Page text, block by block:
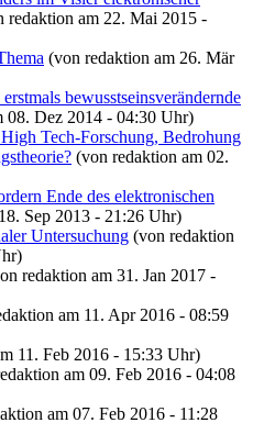
redaktion am 22. Mai 2015 -
(von redaktion am 26. Mär
bewusstseinsverändernde
08. Dez 2014 - 04:30 Uhr)
Tech-Forschung, Bedrohung
(von redaktion am 02.
Ende des elektronischen
Sep 2013 - 21:26 Uhr)
Untersuchung (von redaktion
redaktion am 31. Jan 2017 -
am 11. Apr 2016 - 08:59
11. Feb 2016 - 15:33 Uhr)
am 09. Feb 2016 - 04:08
am 07. Feb 2016 - 11:28